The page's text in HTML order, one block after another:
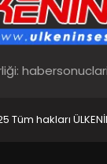
hakları